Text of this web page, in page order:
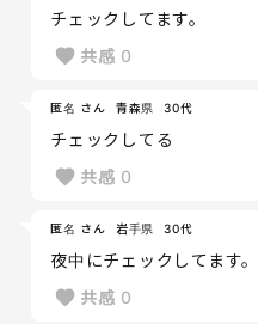
チェックしてます。
共感 0
匿名 さん 青森県 30代
チェックしてる
共感 0
匿名 さん 岩手県 30代
夜中にチェックしてます。
共感 0